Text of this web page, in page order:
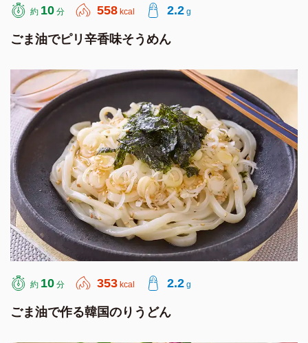
約 10 分 558 kcal 2.2 g
ごま油でピリ辛香味そうめん
約 10 分 353 kcal 2.2 g
ごま油で作る韓国のりうどん